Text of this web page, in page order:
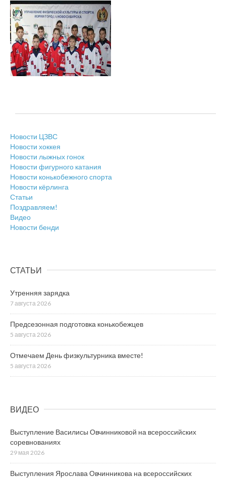
Новости ЦЗВС
Новости хоккея
Новости лыжных гонок
Новости фигурного катания
Новости конькобежного спорта
Новости кёрлинга
Статьи
Поздравляем!
Видео
Новости бенди
СТАТЬИ
Утренняя зарядка
7 августа 2026
Предсезонная подготовка конькобежцев
5 августа 2026
Отмечаем День физкультурника вместе!
5 августа 2026
ВИДЕО
Выступление Василисы Овчинниковой на всероссийских
соревнованиях
29 мая 2026
Выступления Ярослава Овчинникова на всероссийских